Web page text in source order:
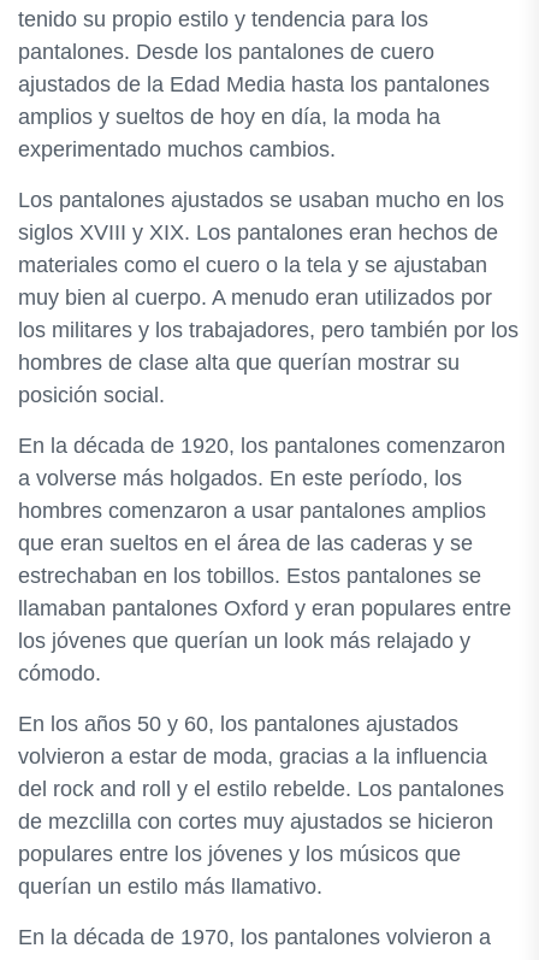
tenido su propio estilo y tendencia para los
pantalones. Desde los pantalones de cuero
ajustados de la Edad Media hasta los pantalones
amplios y sueltos de hoy en día, la moda ha
experimentado muchos cambios.
Los pantalones ajustados se usaban mucho en los
siglos XVIII y XIX. Los pantalones eran hechos de
materiales como el cuero o la tela y se ajustaban
muy bien al cuerpo. A menudo eran utilizados por
los militares y los trabajadores, pero también por los
hombres de clase alta que querían mostrar su
posición social.
En la década de 1920, los pantalones comenzaron
a volverse más holgados. En este período, los
hombres comenzaron a usar pantalones amplios
que eran sueltos en el área de las caderas y se
estrechaban en los tobillos. Estos pantalones se
llamaban pantalones Oxford y eran populares entre
los jóvenes que querían un look más relajado y
cómodo.
En los años 50 y 60, los pantalones ajustados
volvieron a estar de moda, gracias a la influencia
del rock and roll y el estilo rebelde. Los pantalones
de mezclilla con cortes muy ajustados se hicieron
populares entre los jóvenes y los músicos que
querían un estilo más llamativo.
En la década de 1970, los pantalones volvieron a